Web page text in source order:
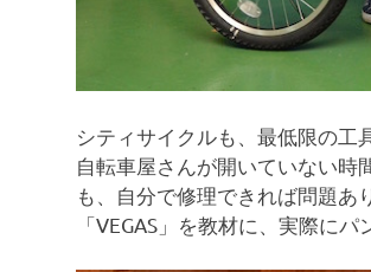
シティサイクルも、最低限の工
自転車屋さんが開いていない時
も、自分で修理できれば問題あ
「VEGAS」を教材に、実際に